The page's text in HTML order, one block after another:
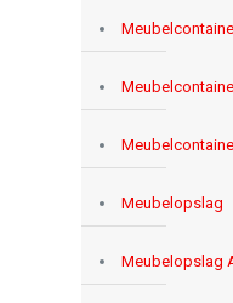
Meubelopslag
Meubelopslag